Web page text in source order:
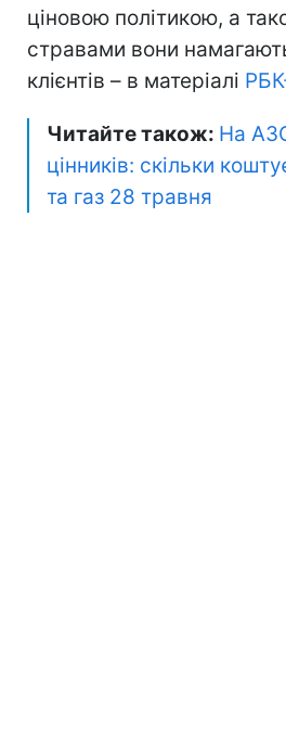
ціновою політикою, а
стравами вони
клієнтів – в матеріалі
Читайте також: На
цінників: скільки
та газ 28 травня